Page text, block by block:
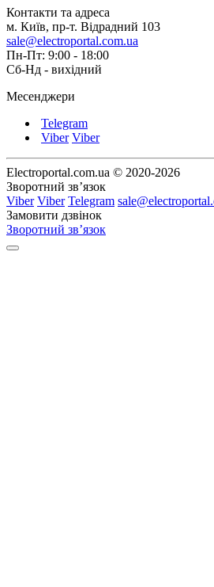
Контакти та адреса
м. Київ, пр-т. Відрадний 103
sale@electroportal.com.ua
Пн-Пт: 9:00 - 18:00
Сб-Нд - вихідний
Месенджери
Telegram
Viber Viber
Electroportal.com.ua © 2020-2026
Зворотний зв’язок
Viber Viber Telegram
Замовити дзвінок
Зворотний зв’язок